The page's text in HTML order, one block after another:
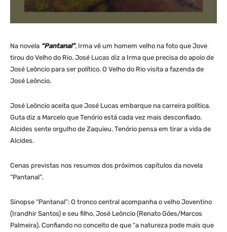
Na novela “Pantanal”, Irma vê um homem velho na foto que Jove
tirou do Velho do Rio. José Lucas diz a Irma que precisa do apoio de
José Leôncio para ser político. O Velho do Rio visita a fazenda de
José Leôncio.
José Leôncio aceita que José Lucas embarque na carreira política.
Guta diz a Marcelo que Tenório está cada vez mais desconfiado.
Alcides sente orgulho de Zaquieu. Tenório pensa em tirar a vida de
Alcides.
Cenas previstas nos resumos dos próximos capítulos da novela
“Pantanal”.
Sinopse “Pantanal”: O tronco central acompanha o velho Joventino
(Irandhir Santos) e seu filho, José Leôncio (Renato Góes/Marcos
Palmeira). Confiando no conceito de que “a natureza pode mais que